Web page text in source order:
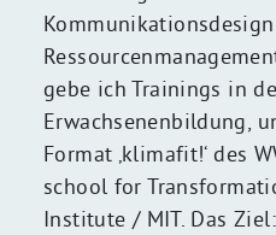
gebe ich Trainings in
Erwachsenenbildung,
Format ‚klimafit!‘ des
school for
Institute / MIT. Das